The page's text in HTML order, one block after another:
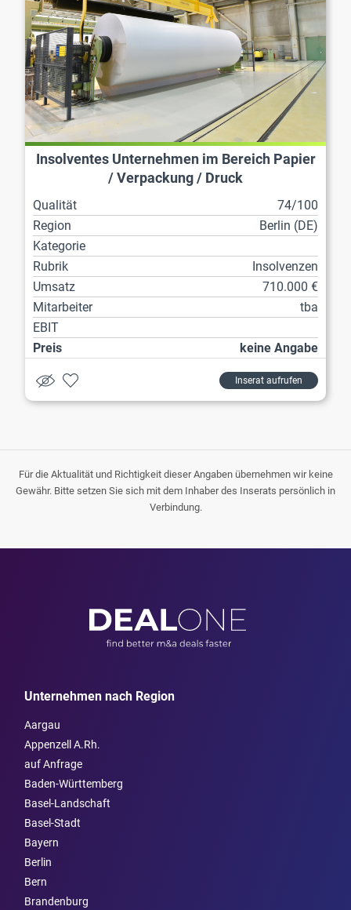
Insolventes Unternehmen im Bereich Papier
/ Verpackung / Druck
Qualität
74/100
Region
Berlin (DE)
Kategorie
Rubrik
Insolvenzen
Umsatz
710.000 €
Mitarbeiter
tba
EBIT
Preis
keine Angabe
Inserat aufrufen
Für die Aktualität und Richtigkeit dieser Angaben übernehmen wir keine
Gewähr. Bitte setzen Sie sich mit dem Inhaber des Inserats persönlich in
Verbindung.
Unternehmen nach Region
Aargau
Appenzell A.Rh.
auf Anfrage
Baden-Württemberg
Basel-Landschaft
Basel-Stadt
Bayern
Berlin
Bern
Brandenburg